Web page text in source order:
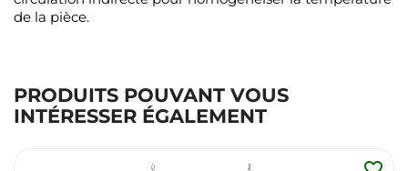
de la pièce.
PRODUITS POUVANT VOUS
INTÉRESSER ÉGALEMENT